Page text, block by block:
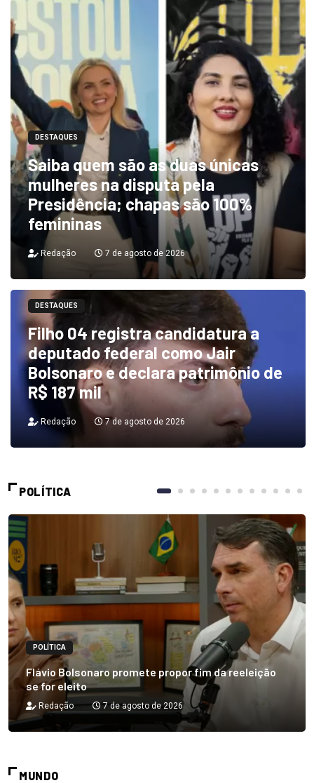
DESTAQUES
Saiba quem são as duas únicas
mulheres na disputa pela
Presidência; chapas são 100%
femininas
Redação 7 de agosto de 2026
DESTAQUES
Filho 04 registra candidatura a
deputado federal como Jair
Bolsonaro e declara patrimônio de
R$ 187 mil
Redação 7 de agosto de 2026
POLÍTICA
POLÍTICA
Flávio Bolsonaro promete propor fim da reeleição
se for eleito
Redação 7 de agosto de 2026
MUNDO